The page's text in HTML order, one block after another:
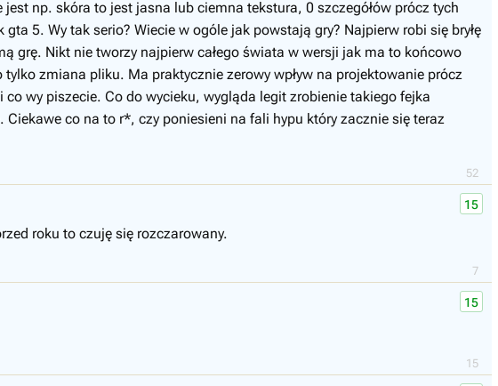
52
np. skóra to jest jasna lub ciemna tekstura, 0 szczegółów prócz tych
5. Wy tak serio? Wiecie w ogóle jak powstają gry? Najpierw robi się bryłę
grę. Nikt nie tworzy najpierw całego świata w wersji jak ma to końcowo
zmiana pliku. Ma praktycznie zerowy wpływ na projektowanie prócz
wy piszecie. Co do wycieku, wygląda legit zrobienie takiego fejka
co na to r*, czy poniesieni na fali hypu który zacznie się teraz
7
15
roku to czuję się rozczarowany.
15
15